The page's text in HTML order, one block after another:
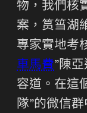
物，我們核
案，筼筜湖
專家實地考
車馬費”陳
容道。在這
隊”的微信